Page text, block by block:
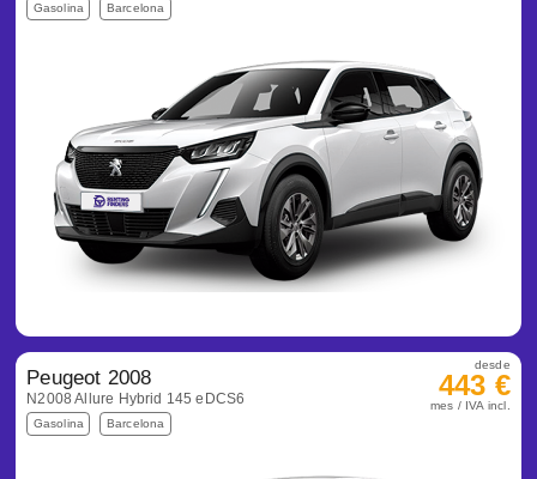
Gasolina Barcelona
Peugeot 2008
N2008 Allure Hybrid 145 eDCS6
Gasolina Barcelona
desde
443 €
mes / IVA incl.